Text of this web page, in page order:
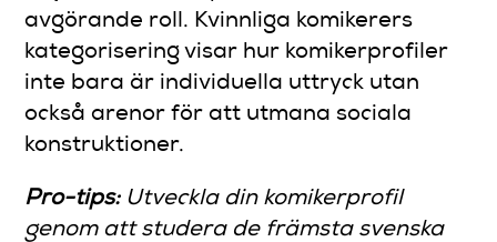
avgörande roll. Kvinnliga komikerers
kategorisering visar hur komikerprofiler
inte bara är individuella uttryck utan
också arenor för att utmana sociala
konstruktioner.
Pro-tips: Utveckla din komikerprofil
genom att studera de främsta svenska